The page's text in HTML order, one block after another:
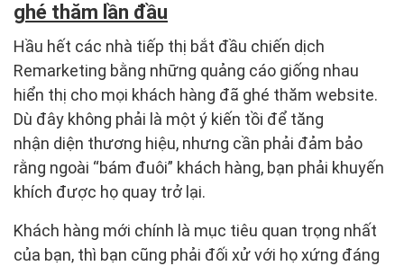
ghé thăm lần đầu
Hầu hết các nhà tiếp thị bắt đầu chiến dịch
Remarketing bằng những quảng cáo giống nhau
hiển thị cho mọi khách hàng đã ghé thăm website.
Dù đây không phải là một ý kiến tồi để tăng
nhận diện thương hiệu, nhưng cần phải đảm bảo
rằng ngoài “bám đuôi” khách hàng, bạn phải khuyến
khích được họ quay trở lại.
Khách hàng mới chính là mục tiêu quan trọng nhất
của bạn, thì bạn cũng phải đối xử với họ xứng đáng